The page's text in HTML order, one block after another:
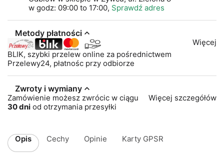
w godz: 09:00 to 17:00, Sprawdź adres
Metody płatności
BLIK, szybki przelew online za pośrednictwem
Przelewy24, płatnośc przy odbiorze
Więcej
Zwroty i wymiany
Zamówienie możesz zwrócic w ciągu
30 dni od otrzymania przesyłki
Więcej szczegółów
Opis Cechy Opinie Karty GPSR